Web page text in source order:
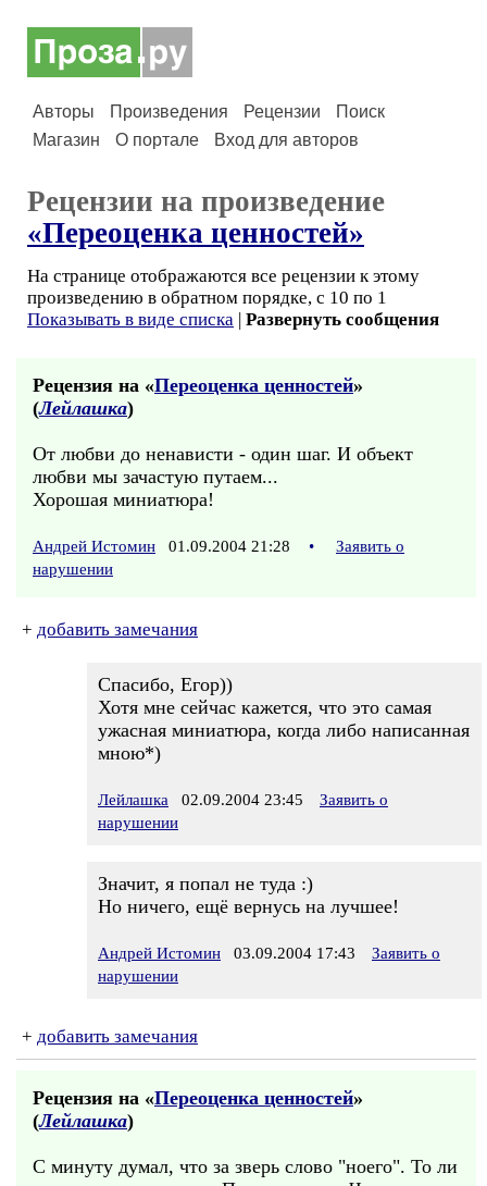
Авторы Произведения Рецензии
Поиск
Магазин
О портале Вход для авторов
Рецензии на произведение
«Переоценка ценностей»
На странице отображаются все рецензии к этому
произведению в обратном порядке, с 10 по 1
Показывать в виде списка | Развернуть сообщения
Рецензия на «Переоценка ценностей»
(Лейлашка)
От любви до ненависти - один шаг. И объект
любви мы зачастую путаем...
Хорошая миниатюра!
Андрей Истомин 01.09.2004 21:28 •
Заявить о
нарушении
+ добавить замечания
Спасибо, Егор))
Хотя мне сейчас кажется, что это самая
ужасная миниатюра, когда либо написанная
мною*)
Лейлашка 02.09.2004 23:45
Заявить о
нарушении
Значит, я попал не туда :)
Но ничего, ещё вернусь на лучшее!
Андрей Истомин 03.09.2004 17:43
Заявить о
нарушении
+ добавить замечания
Рецензия на «Переоценка ценностей»
(Лейлашка)
С минуту думал, что за зверь слово "ноего". То ли